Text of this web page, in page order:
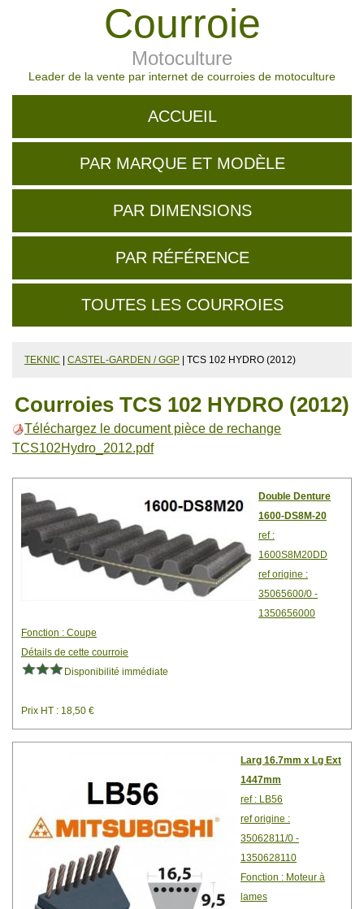
Courroie
Motoculture
Leader de la vente par internet de courroies de motoculture
ACCUEIL
PAR MARQUE ET MODÈLE
PAR DIMENSIONS
PAR RÉFÉRENCE
TOUTES LES COURROIES
TEKNIC CASTEL-GARDEN / GGP | TCS 102 HYDRO (2012)
Courroies TCS 102 HYDRO (2012)
Téléchargez le document pièce de rechange
TCS102Hydro_2012.pdf
Double Denture
1600-DS8M-20
ref :
1600S8M20DD
ref origine :
35065600/0 -
1350656000
Fonction : Coupe
Détails de cette courroie
Disponibilité immédiate
Prix HT : 18,50 €
Larg 16.7mm x Lg Ext
1447mm
ref : LB56
ref origine :
35062811/0 -
1350628110
Fonction : Moteur à
lames